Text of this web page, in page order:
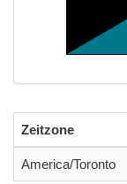
Zeitzone
America/Toronto